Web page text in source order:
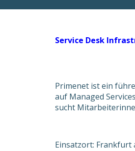
Service Desk
Primenet ist ein
auf Managed
sucht
Einsatzort: Frankfurt